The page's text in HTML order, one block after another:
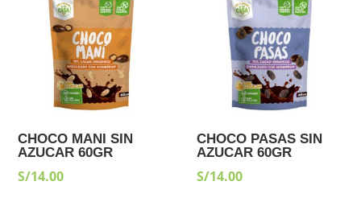
CHOCO MANI SIN
AZUCAR 60GR
S/14.00
CHOCO PASAS SIN
AZUCAR 60GR
S/14.00